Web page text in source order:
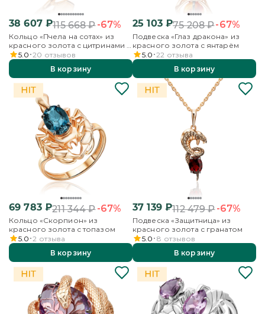
38 607₽115 668₽-67%
Кольцо «Пчела на сотах» из
красного золота с цитринами и
бесцветными топазами
5.0 20 отзывов
В корзину
25 103₽75 208₽-67%
Подвеска «Глаз дракона» из
красного золота с янтарём
5.0 22 отзыва
В корзину
69 783₽211 344₽-67%
Кольцо «Скорпион» из
красного золота с топазом
5.0 2 отзыва
В корзину
37 139₽112 479₽-67%
Подвеска «Защитница» из
красного золота с гранатом
5.0 8 отзывов
В корзину